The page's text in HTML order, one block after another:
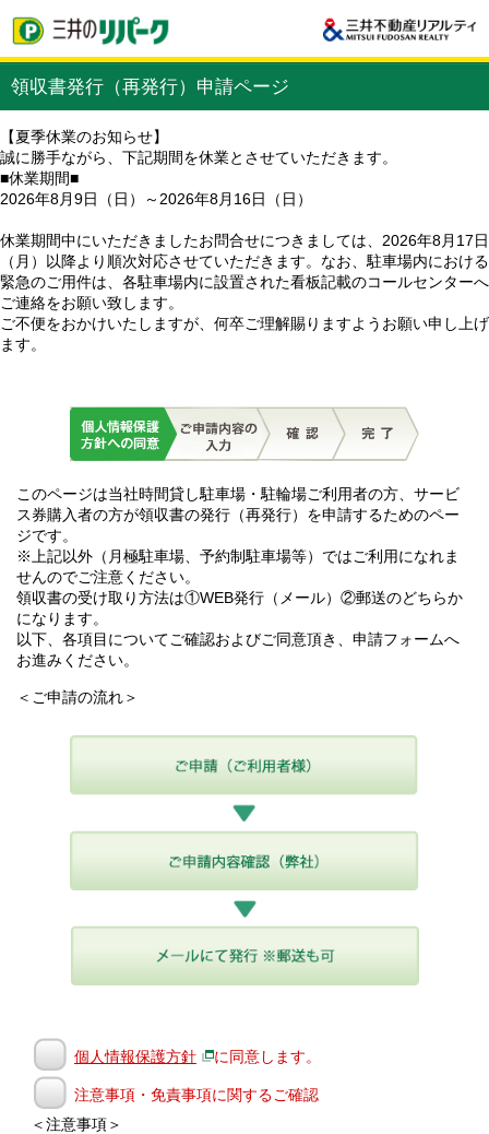
領収書発行（再発行）申請ページ
【夏季休業のお知らせ】
誠に勝手ながら、下記期間を休業とさせていただきます。
■休業期間■
2026年8月9日（日）～2026年8月16日（日）
休業期間中にいただきましたお問合せにつきましては、2026年8月17日
（月）以降より順次対応させていただきます。なお、駐車場内における
緊急のご用件は、各駐車場内に設置された看板記載のコールセンターへ
ご連絡をお願い致します。
ご不便をおかけいたしますが、何卒ご理解賜りますようお願い申し上げ
ます。
このページは当社時間貸し駐車場・駐輪場ご利用者の方、サービ
ス券購入者の方が領収書の発行（再発行）を申請するためのペー
ジです。
※上記以外（月極駐車場、予約制駐車場等）ではご利用になれま
せんのでご注意ください。
領収書の受け取り方法は①WEB発行（メール）②郵送のどちらか
になります。
以下、各項目についてご確認およびご同意頂き、申請フォームへ
お進みください。
＜ご申請の流れ＞
個人情報保護方針 に同意します。
注意事項・免責事項に関するご確認
＜注意事項＞